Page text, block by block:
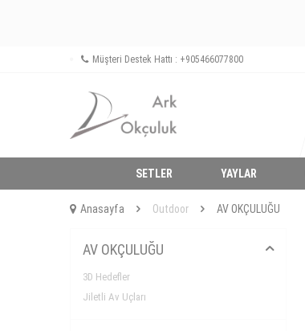
Müşteri Destek Hattı : +905466077800
SETLER YAYLAR
Anasayfa Outdoor AV OKÇULUĞU
AV OKÇULUĞU
3D Hedefler
Jiletli Av Uçları